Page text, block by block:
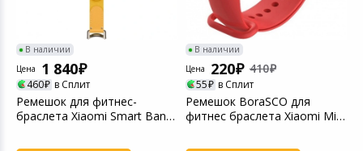
В наличии
Цена
1 840
460 в Сплит
Ремешок для фитнес-
браслета Xiaomi Smart Band
В наличии
Цена
220 410
55 в Сплит
Ремешок BoraSCO для
фитнес браслета Xiaomi Mi